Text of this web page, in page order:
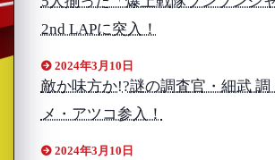
2nd LAPに突入！
2024年3月10日
敵か味方か!?謎の調査官・細武 調
メ・アツコ参入！
2024年3月10日